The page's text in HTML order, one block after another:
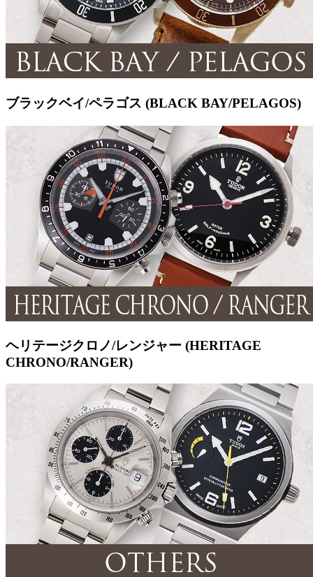
ブラックベイ/ペラゴス (BLACK BAY/PELAGOS)
ヘリテージクロノ/レンジャー (HERITAGE
CHRONO/RANGER)